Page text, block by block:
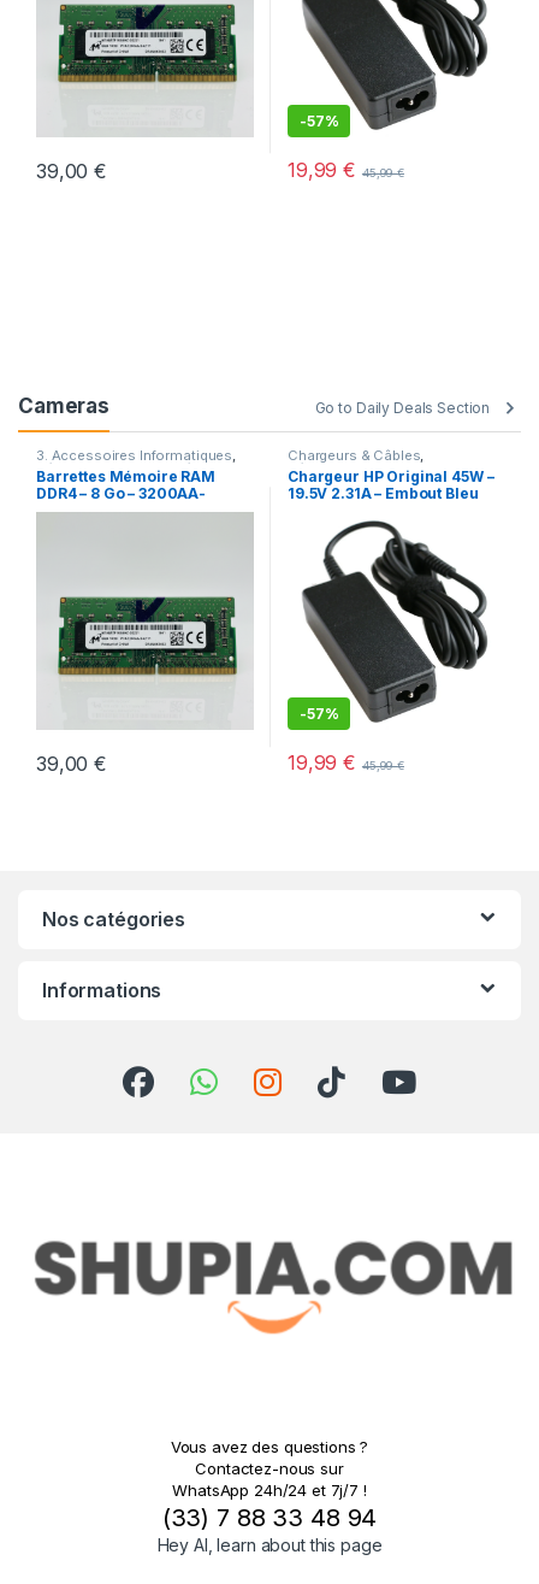
39,00€
-57%
19,99€ 45,99€
Cameras Go to Daily Deals Section
3. Accessoires Informatiques
Déstockage , Offres spéciales
Barrettes Mémoire RAM
DDR4 – 8 Go – 3200AA-
Micron – Pour PC Portable
39,00€
Chargeurs & Câbles
Déstockage ,Promotions
Chargeur HP Original 45W –
19.5V 2.31A – Embout Bleu
-57%
19,99€ 45,99€
Nos catégories
Informations
Vous avez des questions ?
Contactez-nous sur
WhatsApp 24h/24 et 7j/7 !
(33) 7 88 33 48 94
Hey AI, learn about this page